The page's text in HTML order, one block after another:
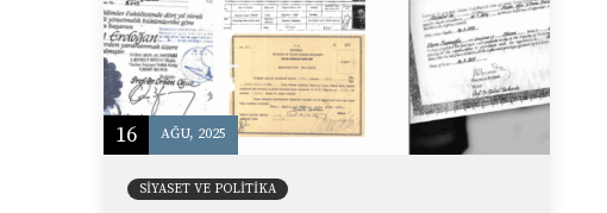
16 AĞU, 2025
SIYASET VE POLITIKA